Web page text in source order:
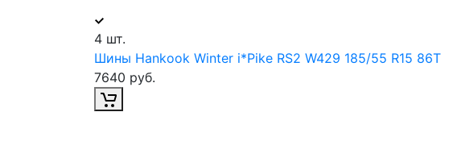
4 шт.
Шины Hankook Winter i*Pike RS2 W429 185/55 R15 86T
7640 руб.